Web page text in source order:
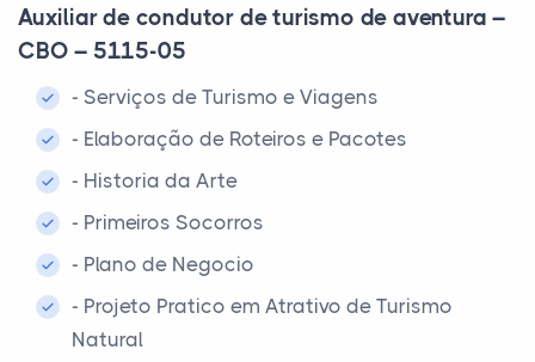
Auxiliar de condutor de turismo de aventura –
CBO – 5115-05
- Serviços de Turismo e Viagens
- Elaboração de Roteiros e Pacotes
- Historia da Arte
- Primeiros Socorros
- Plano de Negocio
- Projeto Pratico em Atrativo de Turismo
Natural